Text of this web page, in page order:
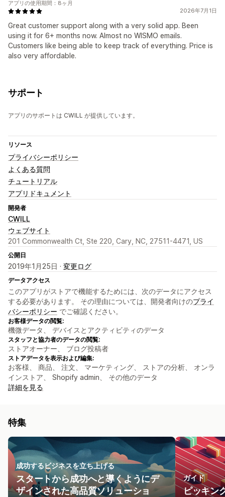
2026年7月1日
Great customer support along with a very solid app. Been
using it for 6+ months now. Almost no WISMO emails.
Customers like being able to keep track of everything. Price is
also very affordable.
アプリの使用期間：8ヶ月
サポート
アプリのサポートは CWILL が提供しています。
リソース
プライバシーポリシー
よくある質問
チュートリアル
アプリドキュメント
開発者
CWILL
ウェブサイト
201 Commonwealth Ct, Ste 220, Cary, NC, 27511-4471, US
公開日
2019年1月25日 · 変更ログ
データアクセス
このアプリがストアで機能するためには、次のデータにアクセス
する必要があります。 その理由については、開発者向けのプライ
バシーポリシー でご確認ください。
お客様データの閲覧:
機微データ、 デバイスとアクティビティのデータ
スタッフと協力者のデータの閲覧:
ストアオーナー、 ブログ投稿者
ストアデータを表示および編集:
お客様、 商品、 注文、 マーケティング、 ストアの分析、 オンラ
インストア、 Shopify admin、 その他のデータ
詳細を見る
特集
成功するビジネスを立ち上げる
スタートから成功へと導くようにデ
ザインされた高品質ソリューショ
ガイド
ピッキン